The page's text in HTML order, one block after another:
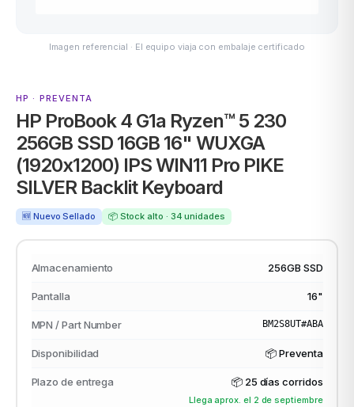
ACER
→
Imagen referencial · El equipo viaja con embalaje certificado
HP · PREVENTA
HP ProBook 4 G1a Ryzen™ 5 230
256GB SSD 16GB 16" WUXGA
(1920x1200) IPS WIN11 Pro PIKE
SILVER Backlit Keyboard
🆕 Nuevo Sellado 📦 Stock alto · 34 unidades
Almacenamiento 256GB SSD
Pantalla 16"
MPN / Part Number BM2S8UT#ABA
Disponibilidad 📦 Preventa
Plazo de entrega 📦 25 días corridos
Llega aprox. el 2 de septiembre